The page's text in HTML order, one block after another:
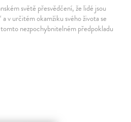
světě přesvědčení, že lidé jsou
v určitém okamžiku svého života se
nezpochybnitelném předpokladu